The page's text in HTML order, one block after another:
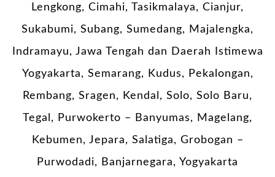
Lengkong, Cimahi, Tasikmalaya, Cianjur,
Sukabumi, Subang, Sumedang, Majalengka,
Indramayu, Jawa Tengah dan Daerah Istimewa
Yogyakarta, Semarang, Kudus, Pekalongan,
Rembang, Sragen, Kendal, Solo, Solo Baru,
Tegal, Purwokerto – Banyumas, Magelang,
Kebumen, Jepara, Salatiga, Grobogan –
Purwodadi, Banjarnegara, Yogyakarta